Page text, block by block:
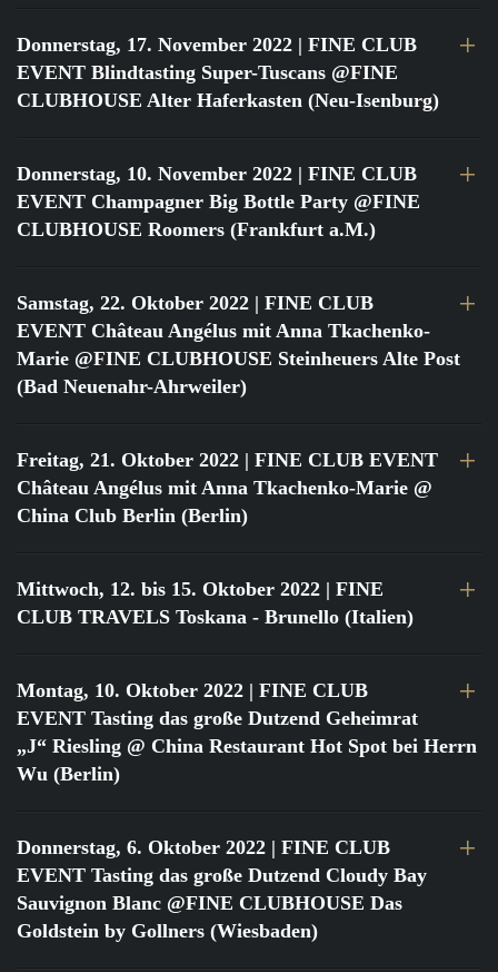
Donnerstag, 17. November 2022 | FINE CLUB
EVENT Blindtasting Super-Tuscans @FINE
CLUBHOUSE Alter Haferkasten (Neu-Isenburg)
Donnerstag, 10. November 2022 | FINE CLUB
EVENT Champagner Big Bottle Party @FINE
CLUBHOUSE Roomers (Frankfurt a.M.)
Samstag, 22. Oktober 2022 | FINE CLUB
EVENT Château Angélus mit Anna Tkachenko-
Marie @FINE CLUBHOUSE Steinheuers Alte Post
(Bad Neuenahr-Ahrweiler)
Freitag, 21. Oktober 2022 | FINE CLUB EVENT
Château Angélus mit Anna Tkachenko-Marie @
China Club Berlin (Berlin)
Mittwoch, 12. bis 15. Oktober 2022 | FINE
CLUB TRAVELS Toskana - Brunello (Italien)
Montag, 10. Oktober 2022 | FINE CLUB
EVENT Tasting das große Dutzend Geheimrat
„J“ Riesling @ China Restaurant Hot Spot bei Herrn
Wu (Berlin)
Donnerstag, 6. Oktober 2022 | FINE CLUB
EVENT Tasting das große Dutzend Cloudy Bay
Sauvignon Blanc @FINE CLUBHOUSE Das
Goldstein by Gollners (Wiesbaden)